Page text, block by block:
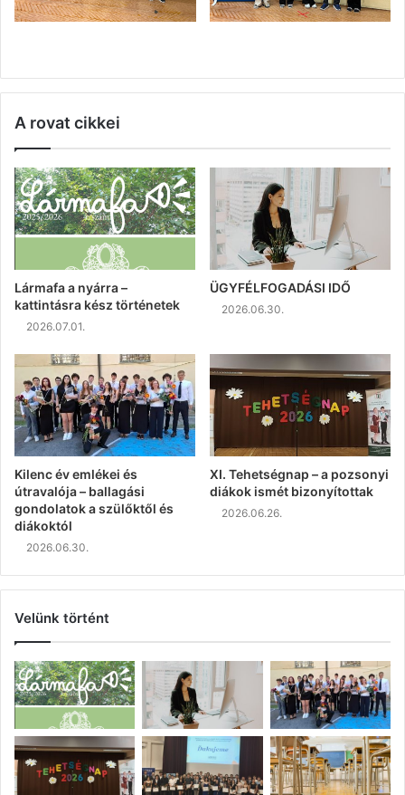
A rovat cikkei
Lármafa a nyárra –
kattintásra kész történetek
2026.07.01.
ÜGYFÉLFOGADÁSI IDŐ
2026.06.30.
Kilenc év emlékei és
útravalója – ballagási
gondolatok a szülőktől és
diákoktól
2026.06.30.
XI. Tehetségnap – a pozsonyi
diákok ismét bizonyítottak
2026.06.26.
Velünk történt